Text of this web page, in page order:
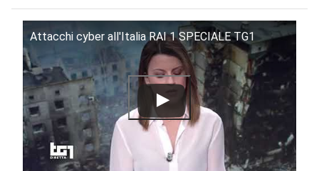
Attacchi cyber all'Italia RAI 1 SPECIALE TG1